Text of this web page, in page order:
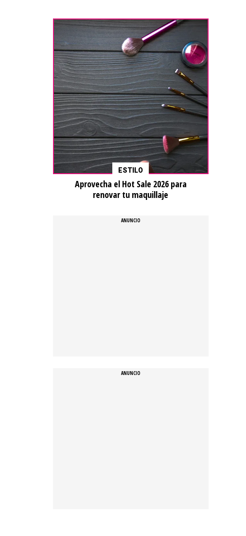
ESTILO
Aprovecha el Hot Sale 2026 para
renovar tu maquillaje